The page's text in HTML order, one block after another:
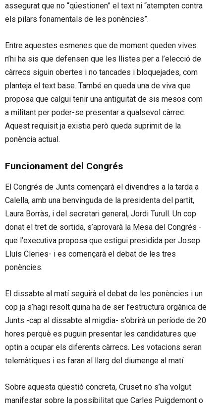
assegurat que no “qüestionen” el text ni “atempten contra
els pilars fonamentals de les ponències”.
Entre aquestes esmenes que de moment queden vives
n’hi ha sis que defensen que les llistes per a l’elecció de
càrrecs siguin obertes i no tancades i bloquejades, com
planteja el text base. També en queda una de viva que
proposa que calgui tenir una antiguitat de sis mesos com
a militant per poder-se presentar a qualsevol càrrec.
Aquest requisit ja existia però queda suprimit de la
ponència actual.
Funcionament del Congrés
El Congrés de Junts començarà el divendres a la tarda a
Calella, amb una benvinguda de la presidenta del partit,
Laura Borràs, i del secretari general, Jordi Turull. Un cop
donat el tret de sortida, s’aprovarà la Mesa del Congrés -
que l’executiva proposa que estigui presidida per Josep
Lluís Cleries- i es començarà el debat de les tres
ponències.
El dissabte al matí seguirà el debat de les ponències i un
cop ja s’hagi resolt quina ha de ser l’estructura orgànica de
Junts -cap al dissabte al migdia- s’obrirà un període de 20
hores perquè es puguin presentar les candidatures que
optin a ocupar els diferents càrrecs. Les votacions seran
telemàtiques i es faran al llarg del diumenge al matí.
Sobre aquesta qüestió concreta, Cruset no s’ha volgut
manifestar sobre la possibilitat que Carles Puigdemont o